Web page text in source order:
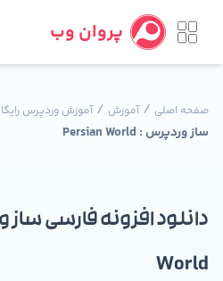
پروان وب
صفحه اصلی /آموزش /آموزش وردپرس
ساز وردپرس : Persian World
World